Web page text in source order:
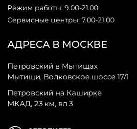
АДРЕСА В МОСКВЕ
Петровский в Мытищах
Мытищи, Волковское шоссе 17/1
Петровский на Каширке
МКАД, 23 км, вл 3
Режим работы: 9.00-21.00
Сервисные центры: 7.00-21.00